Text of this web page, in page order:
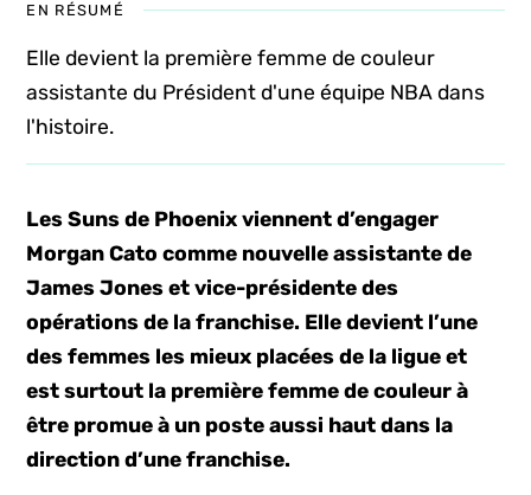
EN RÉSUMÉ
Elle devient la première femme de couleur
assistante du Président d'une équipe NBA dans
l'histoire.
Les Suns de Phoenix viennent d’engager
Morgan Cato comme nouvelle assistante de
James Jones et vice-présidente des
opérations de la franchise. Elle devient l’une
des femmes les mieux placées de la ligue et
est surtout la première femme de couleur à
être promue à un poste aussi haut dans la
direction d’une franchise.